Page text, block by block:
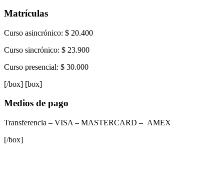
Matrículas
Curso asincrónico: $ 20.400
Curso sincrónico: $ 23.900
Curso presencial: $ 30.000
[/box] [box]
Medios de pago
Transferencia – VISA – MASTERCARD – AMEX
[/box]